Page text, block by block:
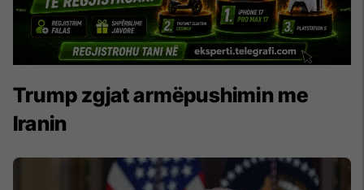
Trump zgjat armëpushimin me
Iranin